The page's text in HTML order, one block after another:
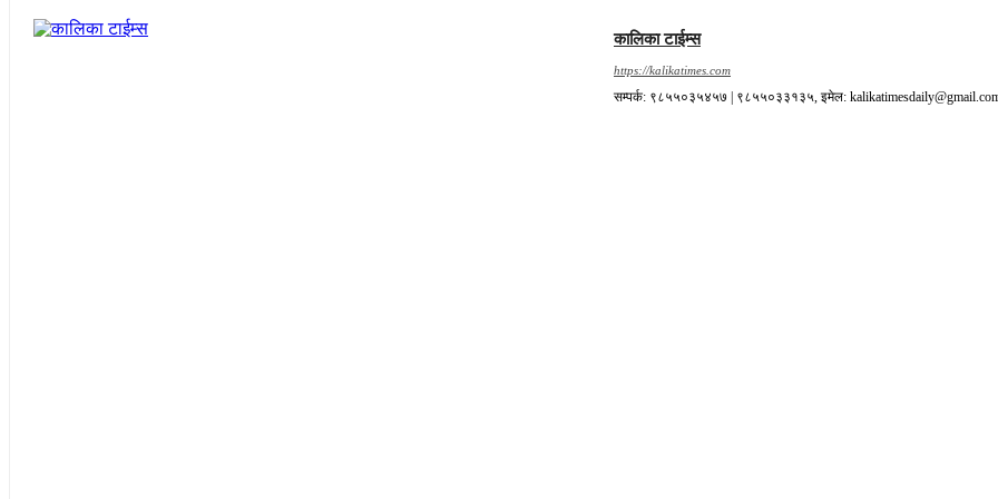
कालिका टाईम्स
https://kalikatimes.com
सम्पर्क: ९८५५०३५४५७ | ९८५५०३३१३५, इमेल: